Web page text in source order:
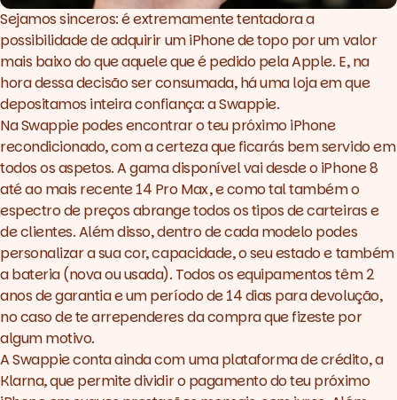
Sejamos sinceros: é extremamente tentadora a
possibilidade de adquirir um iPhone de topo por um valor
mais baixo do que aquele que é pedido pela Apple. E, na
hora dessa decisão ser consumada, há uma loja em que
depositamos inteira confiança: aSwappie.
NaSwappiepodes encontrar o teu próximo iPhone
recondicionado, com a certeza que ficarás bem servido em
todos os aspetos. A gama disponível vai desde o iPhone 8
até ao mais recente 14 Pro Max, e como tal também o
espectro de preços abrange todos os tipos de carteiras e
de clientes. Além disso, dentro de cada modelo podes
personalizar a sua cor, capacidade, o seu estado e também
a bateria (nova ou usada). Todos os equipamentos têm 2
anos de garantia e um período de 14 dias para devolução,
no caso de te arrependeres da compra que fizeste por
algum motivo.
ASwappieconta ainda com uma plataforma de crédito, a
Klarna, que permite dividir o pagamento do teu próximo